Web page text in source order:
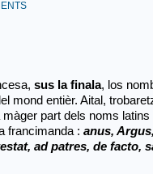
sus la finala, los
mond entièr. Aital,
màger part dels noms
francimanda : anus,
ad patres, de facto,